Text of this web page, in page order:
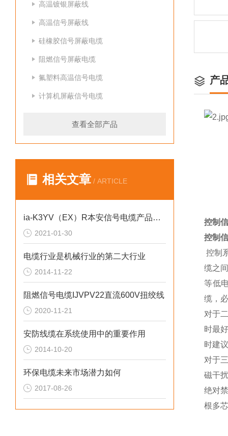
高温镀银屏蔽线
高温信号屏蔽线
硅橡胶信号屏蔽电缆
阻燃信号屏蔽电缆
氟塑料高温信号电缆
计算机屏蔽信号电缆
查看全部产品
相关文章 / ARTICLE
ia-K3YV（EX）R本安信号电缆产品特点及用途
2021-01-30
电缆行业是机械行业的第二大行业
2014-11-22
阻燃信号电缆IJVPV22直流600V扭绞线
2020-11-21
安防线缆在系统使用中的重要作用
2014-10-20
环保电缆未来市场潜力如何
2017-08-26
产
控制
控制
控制
缆之
等低
缆，
对于
时最
时建
对于
磁干
绝对
根多